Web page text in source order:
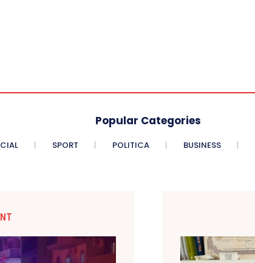
Popular Categories
SPORT POLITICA BUSINESS